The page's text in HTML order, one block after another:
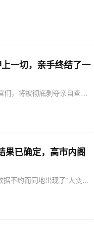
一切，亲手终结了一
，将被彻底剥夺亲自查案
时，又陷入了被同一套司
果已确定，高市内阁
不约而同地出现了“大变
日本企业直接陷入了史无